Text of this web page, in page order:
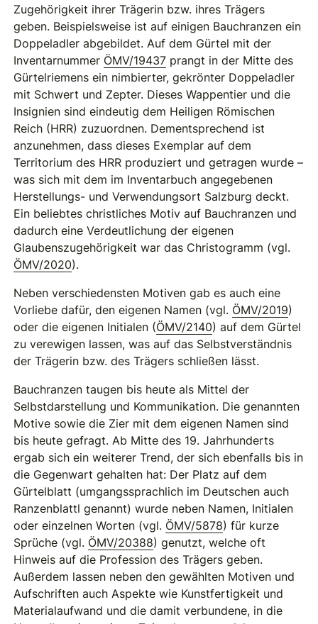
Zugehörigkeit ihrer Trägerin bzw. ihres Trägers
geben. Beispielsweise ist auf einigen Bauchranzen ein
Doppeladler abgebildet. Auf dem Gürtel mit der
Inventarnummer ÖMV/19437 prangt in der Mitte des
Gürtelriemens ein nimbierter, gekrönter Doppeladler
mit Schwert und Zepter. Dieses Wappentier und die
Insignien sind eindeutig dem Heiligen Römischen
Reich (HRR) zuzuordnen. Dementsprechend ist
anzunehmen, dass dieses Exemplar auf dem
Territorium des HRR produziert und getragen wurde –
was sich mit dem im Inventarbuch angegebenen
Herstellungs- und Verwendungsort Salzburg deckt.
Ein beliebtes christliches Motiv auf Bauchranzen und
dadurch eine Verdeutlichung der eigenen
Glaubenszugehörigkeit war das Christogramm (vgl.
ÖMV/2020).
Neben verschiedensten Motiven gab es auch eine
Vorliebe dafür, den eigenen Namen (vgl. ÖMV/2019)
oder die eigenen Initialen (ÖMV/2140) auf dem Gürtel
zu verewigen lassen, was auf das Selbstverständnis
der Trägerin bzw. des Trägers schließen lässt.
Bauchranzen taugen bis heute als Mittel der
Selbstdarstellung und Kommunikation. Die genannten
Motive sowie die Zier mit dem eigenen Namen sind
bis heute gefragt. Ab Mitte des 19. Jahrhunderts
ergab sich ein weiterer Trend, der sich ebenfalls bis in
die Gegenwart gehalten hat: Der Platz auf dem
Gürtelblatt (umgangssprachlich im Deutschen auch
Ranzenblattl genannt) wurde neben Namen, Initialen
oder einzelnen Worten (vgl. ÖMV/5878) für kurze
Sprüche (vgl. ÖMV/20388) genutzt, welche oft
Hinweis auf die Profession des Trägers geben.
Außerdem lassen neben den gewählten Motiven und
Aufschriften auch Aspekte wie Kunstfertigkeit und
Materialaufwand und die damit verbundene, in die